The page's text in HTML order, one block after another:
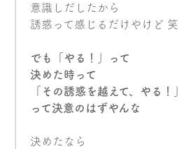
意識しだしたから
誘惑って感じるだけやけど 笑
でも「やる！」って
決めた時って
「その誘惑を越えて、やる！」
って決意のはずやんな
決めたなら